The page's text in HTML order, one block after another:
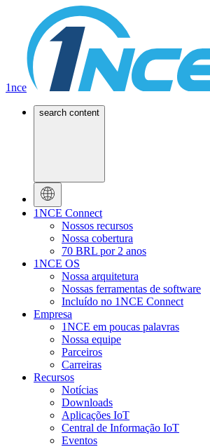
1nce
search content
1NCE Connect
Nossos recursos
Nossa cobertura
70 BRL por 2 anos
1NCE OS
Nossa arquitetura
Nossas ferramentas de software
Incluído no 1NCE Connect
Empresa
1NCE em poucas palavras
Nossa equipe
Parceiros
Carreiras
Recursos
Notícias
Downloads
Aplicações IoT
Central de Informação IoT
Eventos